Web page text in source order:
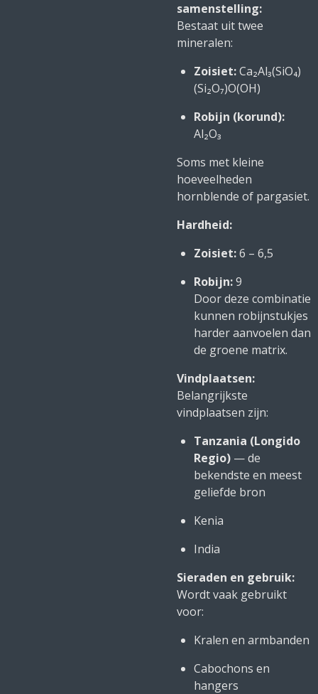
samenstelling:
Bestaat uit twee
mineralen:
Zoisiet:Ca₂Al₃(SiO₄)
(Si₂O₇)O(OH)
Robijn (korund):
Al₂O₃
Soms met kleine
hoeveelheden
hornblende of pargasiet.
Hardheid:
Zoisiet:6 – 6,5
Robijn:9
Door deze combinatie
kunnen robijnstukjes
harder aanvoelen dan
de groene matrix.
Vindplaatsen:
Belangrijkste
vindplaatsen zijn:
Tanzania (Longido
Regio) — de
bekendste en meest
geliefde bron
Kenia
India
Sieraden en gebruik:
Wordt vaak gebruikt
voor:
Kralen en armbanden
Cabochons en
hangers